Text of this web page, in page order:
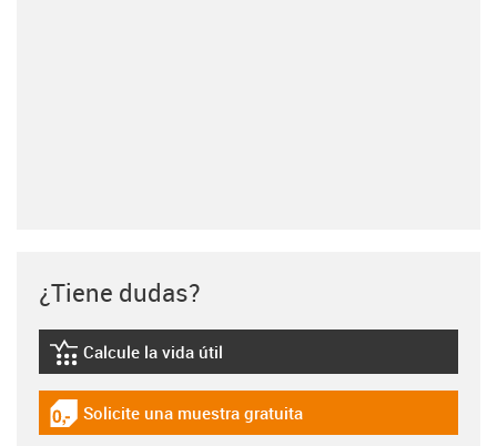
¿Tiene dudas?
igus-icon-lebensdauerrechner
Calcule la vida útil
igus-icon-gratismuster
Solicite una muestra gratuita